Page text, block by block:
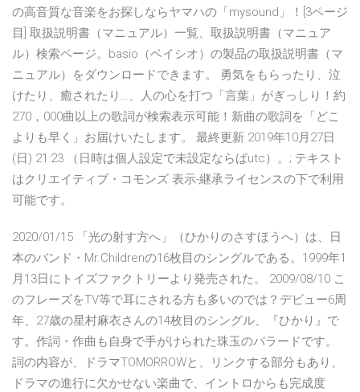
の高音質な音楽をお探しならヤマハの「mysound」！[3ページ
目] 取扱説明書（マニュアル）一覧、取扱説明書（マニュア
ル）検索ページ。basio（ベイシオ）の製品の取扱説明書（マ
ニュアル）をダウンロードできます。 勇気をもらったり、泣
けたり、癒されたり…、人の心を打つ「言葉」がぎっしり！約
270，000曲以上の歌詞が検索表示可能！新曲の歌詞を「どこ
よりも早く」お届けいたします。 最終更新 2019年10月27日
(日) 21:23 （日時は個人設定で未設定ならばutc）。; テキスト
はクリエイティブ・コモンズ 表示-継承ライセンスの下で利用
可能です。
2020/01/15 「光の射す方へ」（ひかりのさすほうへ）は、日
本のバンド・Mr.Childrenの16枚目のシングルである。1999年1
月13日にトイズファクトリーより発売された。 2009/08/10 こ
のフレーズをTV等で耳にされる方も多いのでは？デビュー6周
年、27歳の星村麻衣さんの14枚目のシングル、『ひかり』で
す。作詞・作曲も自身で手がけられた珠玉のバラードです。
詞の内容が、ドラマTOMORROWと、リンクする部分もあり、
ドラマの進行に欠かせない楽曲で、イントロからも完成度